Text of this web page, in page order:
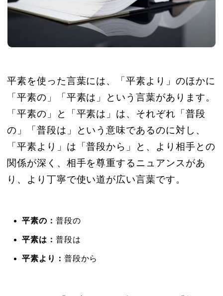
平素を使った言葉には、「平素より」のほかに
「平素の」「平素は」という言葉があります。
「平素の」と「平素は」は、それぞれ「普段
の」「普段は」という意味であるのに対し、
「平素より」は「普段から」と、より相手との
関係が深く、相手を尊重するニュアンスがあ
り、より丁寧で使い道が広い言葉です。
平素の： 普段の
平素は： 普段は
平素より： 普段から